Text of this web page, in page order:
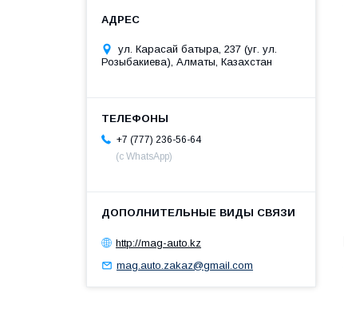
ул. Карасай батыра, 237 (уг. ул.
Розыбакиева), Алматы, Казахстан
+7 (777) 236-56-64
(с WhatsApp)
http://mag-auto.kz
mag.auto.zakaz@gmail.com